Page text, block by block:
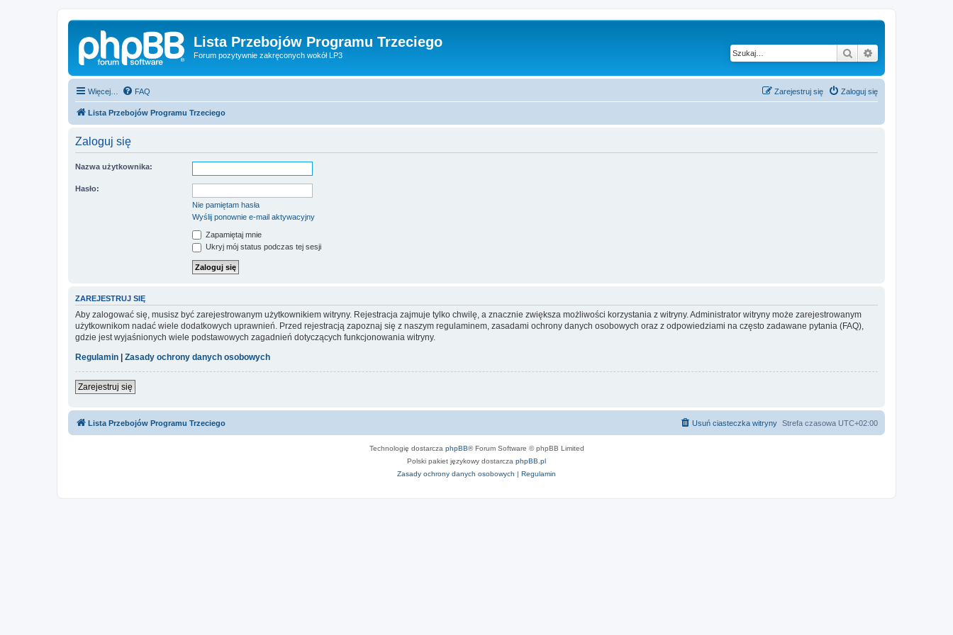
Lista Przebojów Programu Trzeciego
Forum pozytywnie zakręconych wokół LP3 Szukaj
Więcej… FAQ Zaloguj się
Zarejestruj się
Lista Przebojów Programu Trzeciego
Zaloguj się
Nazwa użytkownika:
Hasło:
Nie pamiętam hasła
Wyślij ponownie e-mail aktywacyjny
Zapamiętaj mnie
Ukryj mój status podczas tej sesji
ZAREJESTRUJ SIĘ
Aby zalogować się, musisz być zarejestrowanym użytkownikiem witryny. Rejestracja zajmuje tylko chwilę, a znacznie zwiększa możliwości korzystania z witryny. Administrator witryny może zarejestrowanym
użytkownikom nadać wiele dodatkowych uprawnień. Przed rejestracją zapoznaj się z naszym regulaminem, zasadami ochrony danych osobowych oraz z odpowiedziami na często zadawane pytania (FAQ),
gdzie jest wyjaśnionych wiele podstawowych zagadnień dotyczących funkcjonowania witryny.
Regulamin
Zasady ochrony danych osobowych
Zarejestruj się
Lista Przebojów Programu Trzeciego Strefa czasowa UTC+02:00
Usuń ciasteczka witryny
Technologię dostarcza phpBB® Forum Software © phpBB Limited
Polski pakiet językowy dostarcza phpBB.pl
Zasady ochrony danych osobowych | Regulamin